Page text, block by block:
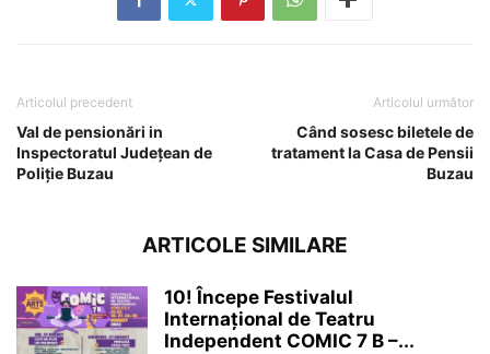
Articolul precedent
Val de pensionări in
Inspectoratul Județean de
Poliție Buzau
Articolul următor
Când sosesc biletele de
tratament la Casa de Pensii
Buzau
ARTICOLE SIMILARE
10! Începe Festivalul
Internațional de Teatru
Independent COMIC 7 B –...